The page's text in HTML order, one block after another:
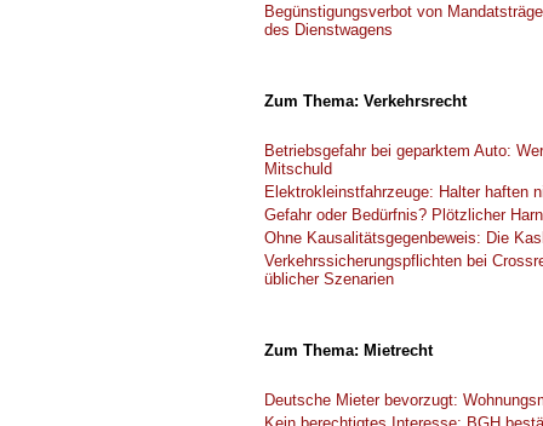
Begünstigungsverbot von
des Dienstwagens
Zum Thema: Verkehrsrecht
Betriebsgefahr bei geparktem Auto:
Mitschuld
Elektrokleinstfahrzeuge: Halter haften
Gefahr oder Bedürfnis? Plötzlicher
Ohne Kausalitätsgegenbeweis: Die
Verkehrssicherungspflichten bei
üblicher Szenarien
Zum Thema: Mietrecht
Deutsche Mieter bevorzugt: